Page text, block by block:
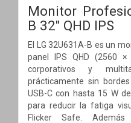
Monitor
B 32" QHD IPS
El LG 32U631A-B es un
panel IPS QHD (2560
corporativos y
prácticamente sin
USB-C con hasta 15 W
para reducir la fatiga
Flicker Safe.